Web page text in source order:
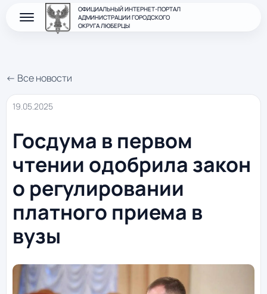
ОФИЦИАЛЬНЫЙ ИНТЕРНЕТ-ПОРТАЛ
АДМИНИСТРАЦИИ ГОРОДСКОГО
ОКРУГА ЛЮБЕРЦЫ
← Все новости
19.05.2025
Госдума в первом
чтении одобрила закон
о регулировании
платного приема в
вузы